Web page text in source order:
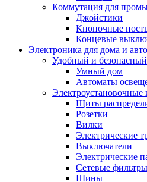
Коммутация для
Джойстики
Кнопочные
Концевые
Электроника для дома и авто
Удобный и
Умный дом
Автоматы
Электроустановочные
Щиты
Розетки
Вилки
Электрические
Выключатели
Электрические
Сетевые
Шины